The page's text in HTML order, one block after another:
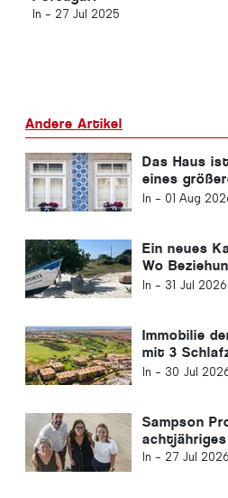
In - 27 Jul 2025
Andere Artikel
Das Haus
eines
Portugal
In - 01 Aug
Ein neues
Wo
In - 31 Jul 2026
Immobilie
mit 3
Meerblick in
In - 30 Jul
Sampson
In - 27 Jul 2026